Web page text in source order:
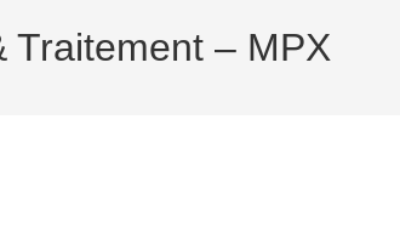
Traitement – MPX